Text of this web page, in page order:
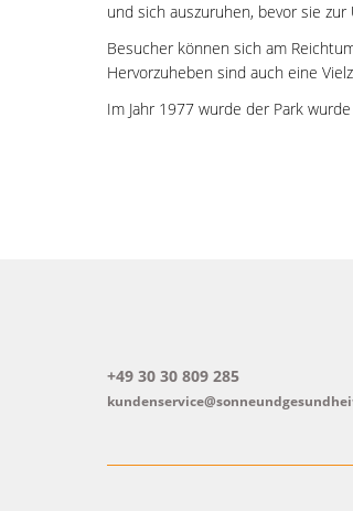
und sich auszuruhen, bevor sie
Besucher können sich am
Hervorzuheben sind auch eine
Im Jahr 1977 wurde der Park
+49 30 30 809 285